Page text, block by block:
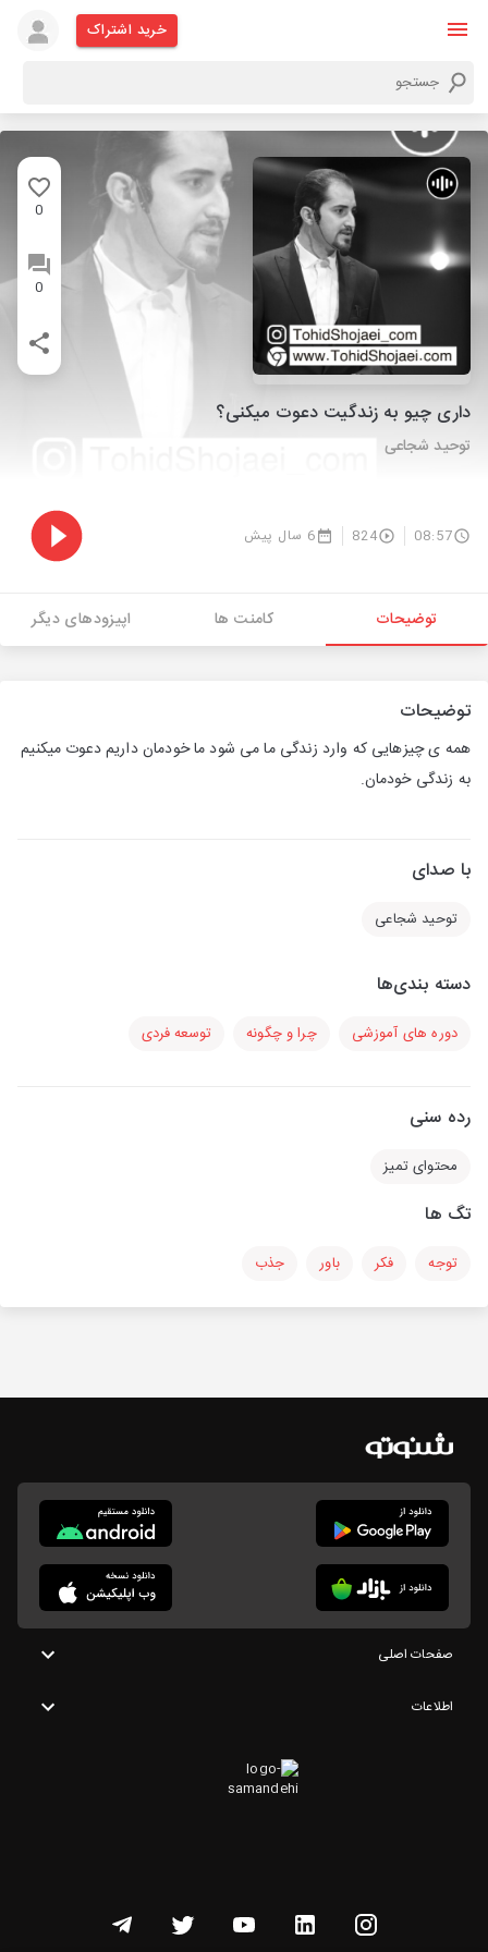
خرید اشتراک
0
0
داری چیو به زندگیت دعوت میکنی؟
توحید شجاعی
08:57
824 6 سال پیش
توضیحات کامنت ها اپیزودهای دیگر
توضیحات
همه ی چیزهایی که وارد زندگی ما می شود ما خودمان داریم دعوت میکنیم
به زندگی خودمان.
با صدای
توحید شجاعی
دسته بندی‌ها
دوره های آموزشی چرا و چگونه توسعه فردی
رده سنی
محتوای تمیز
تگ ها
توجه فکر باور جذب
صفحات اصلی
اطلاعات